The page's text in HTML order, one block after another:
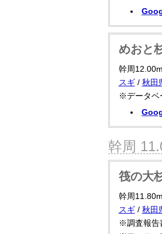
めおと
幹周
スギ/ 秋田
※データベ
幹周
筏の大
幹周
スギ/ 秋田
※調査報告